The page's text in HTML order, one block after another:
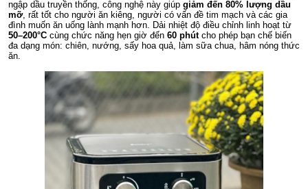
ngập dầu truyền thống, công nghệ này giúp giảm đến 80% lượng dầu
mỡ, rất tốt cho người ăn kiêng, người có vấn đề tim mạch và các gia
đình muốn ăn uống lành mạnh hơn. Dải nhiệt độ điều chỉnh linh hoạt từ
50–200°C cùng chức năng hẹn giờ đến 60 phútcho phép bạn chế biến
đa dạng món: chiên, nướng, sấy hoa quả, làm sữa chua, hâm nóng thức
ăn.